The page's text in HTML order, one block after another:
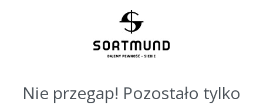
Nie przegap! Pozostało tylko